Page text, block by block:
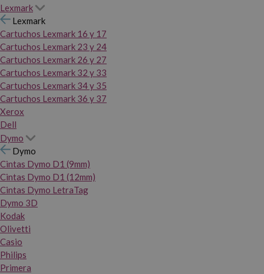
Lexmark
Lexmark
Cartuchos Lexmark 16 y 17
Cartuchos Lexmark 23 y 24
Cartuchos Lexmark 26 y 27
Cartuchos Lexmark 32 y 33
Cartuchos Lexmark 34 y 35
Cartuchos Lexmark 36 y 37
Xerox
Dell
Dymo
Dymo
Cintas Dymo D1 (9mm)
Cintas Dymo D1 (12mm)
Cintas Dymo LetraTag
Dymo 3D
Kodak
Olivetti
Casio
Philips
Primera